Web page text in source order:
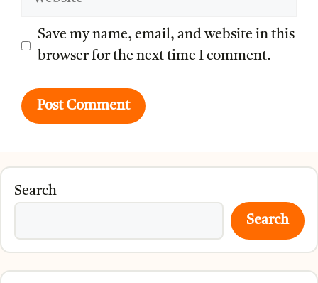
Save my name, email, and website in this
browser for the next time I comment.
Search
Search